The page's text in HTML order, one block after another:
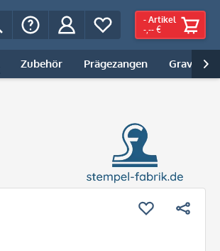
- Artikel
-,-- €
Zubehör Prägezangen Gravur |
